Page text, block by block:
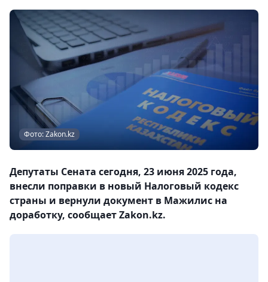
Фото: Zakon.kz
Депутаты Сената сегодня, 23 июня 2025 года,
внесли поправки в новый Налоговый кодекс
страны и вернули документ в Мажилис на
доработку, сообщает Zakon.kz.